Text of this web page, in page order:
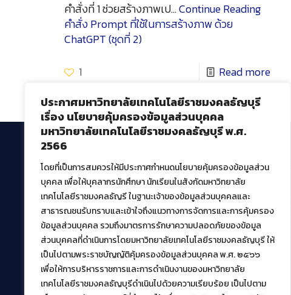
ประกาศมหาวิทยาลัยเทคโนโลยีราชมงคลธัญบุรี
เรื่อง นโยบายคุ้มครองข้อมูลส่วนบุคคล
มหาวิทยาลัยเทคโนโลยีราชมงคลธัญบุรี พ.ศ.
2566
โดยที่เป็นการสมควรให้มีประกาศกำหนดนโยบายคุ้มครองข้อมูลส่วน
บุคคล เพื่อให้บุคลากรนักศึกษา นักเรียนในสังกัดมหาวิทยาลัย
เทคโนโลยีราชมงคลธัญรี ในฐานะเจ้าของข้อมูลส่วนบุคคลและ
สาธารณชนรับทราบและเข้าใจถึงแนวทางการจัดการและการคุ้มครอง
ข้อมูลส่วนบุคคล รวมถึงมาตรการรักษาความปลอดภัยของข้อมูล
ส่วนบุคคลที่ดำเนินการโดยมหาวิทยาลัยเทคโนโลยีราชมงคลธัญบุรี ให้
เป็นไปตามพระราชบัญญัติคุ้มครองข้อมูลส่วนบุคคล พ.ศ. ๒๕๖๖
เพื่อให้การบริหารราชการและการดำเนินงานของมหาวิทยาลัย
เทคโนโลยีราชมงคลธัญบุรีดำเนินไปด้วยความเรียบร้อย เป็นไปตาม
คำสั่งที่ 1 ช่วยสร้างภาพเป…Continue Reading
คำสั่ง Prompt ที่ใช้ในการสร้างภาพ ด้วย
ChatGPT (ชุดที่ 2)
1
Read more
สำนักวิทยบริการและเทคโนโลยีสารสนเทศ
มหาวิทยาลัยเทคโนโลยีราชมงคลธัญบุรี
39 หมู่ที่ 1 ตำบลคลองหก อำเภอคลองหลวง จังหวัด
ปทุมธานี 12120
เผยแพร่ข้อมูลโดย.บุคลากร สวส.
สร้างและพัฒนาโดย.
ฝ่ายพัฒนาและเผยแพร่ข้อมูลเว็บไซต์